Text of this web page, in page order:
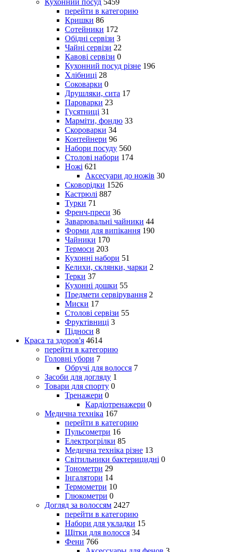
Кухонний посуд 5459
перейти в категорию
Кришки 86
Сотейники 172
Обідні сервізи 3
Чайні сервізи 22
Кавові сервізи 0
Кухонний посуд різне 196
Хлібниці 28
Соковарки 0
Друшляки, сита 17
Пароварки 23
Гусятниці 31
Марміти, фондю 33
Скороварки 34
Контейнери 96
Набори посуду 560
Столові набори 174
Ножі 621
Аксесуари до ножів 30
Сковорідки 1526
Кастрюлі 887
Турки 71
Френч-преси 36
Заварювальні чайники 44
Форми для випікання 190
Чайники 170
Термоси 203
Кухонні набори 51
Келихи, склянки, чарки 2
Терки 37
Кухонні дошки 55
Предмети сервірування 2
Миски 17
Столові сервізи 55
Фруктівниці 3
Підноси 8
Краса та здоров'я 4614
перейти в категорию
Головні убори 7
Обручі для волосся 7
Засоби для догляду 1
Товари для спорту 0
Тренажери 0
Кардіотренажери 0
Медична техніка 167
перейти в категорию
Пульсометри 16
Електрогрілки 85
Медична техніка різне 13
Світильники бактерицидні 0
Тонометри 29
Інгалятори 14
Термометри 10
Глюкометри 0
Догляд за волоссям 2427
перейти в категорию
Набори для укладки 15
Щітки для волосся 34
Фени 766